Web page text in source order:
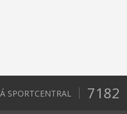
SPORTCENTRAL 7182